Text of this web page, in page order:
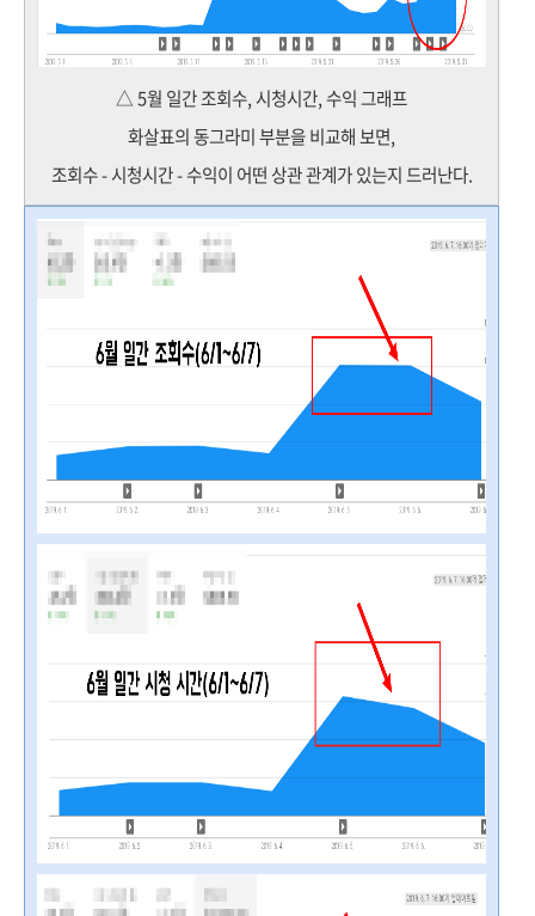
△ 5월 일간 조회수, 시청시간, 수익 그래프
화살표의 동그라미 부분을 비교해 보면,
조회수 - 시청시간 - 수익이 어떤 상관 관계가 있는지 드러난다.